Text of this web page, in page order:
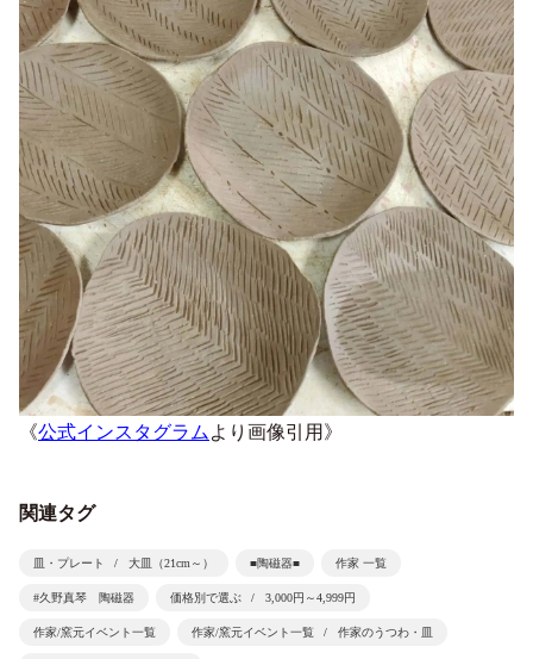
《公式インスタグラム より画像引用》
関連タグ
皿・プレート 大皿（21cm～） ■陶磁器■ 作家 一覧
#久野真琴 陶磁器 価格別で選ぶ 3,000円～4,999円
作家/窯元イベント一覧 作家/窯元イベント一覧 作家のうつわ・皿